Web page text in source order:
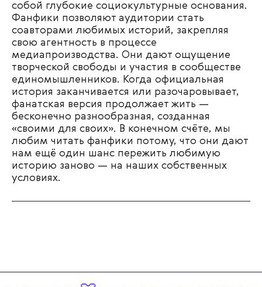
собой глубокие социокультурные основания.
Фанфики позволяют аудитории стать
соавторами любимых историй, закрепляя
свою агентность в процессе
медиапроизводства. Они дают ощущение
творческой свободы и участия в сообществе
единомышленников. Когда официальная
история заканчивается или разочаровывает,
фанатская версия продолжает жить —
бесконечно разнообразная, созданная
«своими для своих». В конечном счёте, мы
любим читать фанфики потому, что они дают
нам ещё один шанс пережить любимую
историю заново — на наших собственных
условиях.